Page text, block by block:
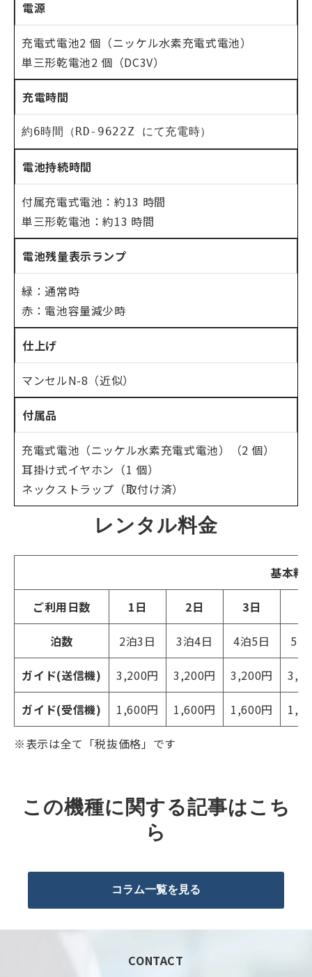
電源
充電式電池2 個（ニッケル水素充電式電池）
単三形乾電池2 個（DC3V）
充電時間
約6時間（RD-9622Z にて充電時）
電池持続時間
付属充電式電池：約13 時間
単三形乾電池：約13 時間
電池残量表示ランプ
緑：通常時
赤：電池容量減少時
仕上げ
マンセルN-8（近似）
付属品
充電式電池（ニッケル水素充電式電池）（2 個）
耳掛け式イヤホン（1 個）
ネックストラップ（取付け済）
レンタル料金
基本料
ご利用日数 1日 2日 3日
泊数 2泊3日 3泊4日 4泊5日 5
ガイド(送信機) 3,200円 3,200円 3,200円
ガイド(受信機) 1,600円 1,600円 1,600円
※表示は全て「税抜価格」です
この機種に関する記事はこち
ら
コラム一覧を見る
CONTACT